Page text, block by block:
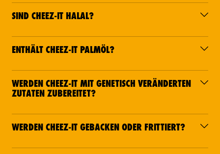
SIND CHEEZ-IT HALAL?
ENTHÄLT CHEEZ-IT PALMÖL?
WERDEN CHEEZ-IT MIT GENETISCH VERÄNDERTEN
ZUTATEN ZUBEREITET?
WERDEN CHEEZ-IT GEBACKEN ODER FRITTIERT?